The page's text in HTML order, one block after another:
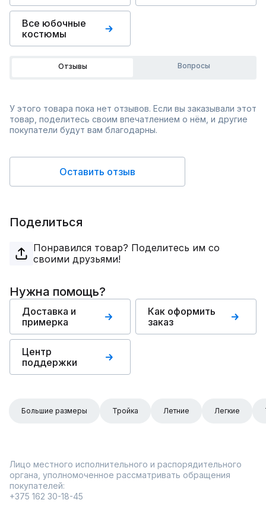
Все юбочные
костюмы
Отзывы Вопросы
У этого товара пока нет отзывов. Если вы заказывали этот
товар, поделитесь своим впечатлением о нём, и другие
покупатели будут вам благодарны.
Оставить отзыв
Поделиться
Понравился товар? Поделитесь им со
своими друзьями!
Нужна помощь?
Доставка и
примерка
Как оформить
заказ
Центр
поддержки
Большие размеры Тройка Летние Легкие
Лицо местного исполнительного и распорядительного
органа, уполномоченное рассматривать обращения
покупателей:
+375 162 30-18-45